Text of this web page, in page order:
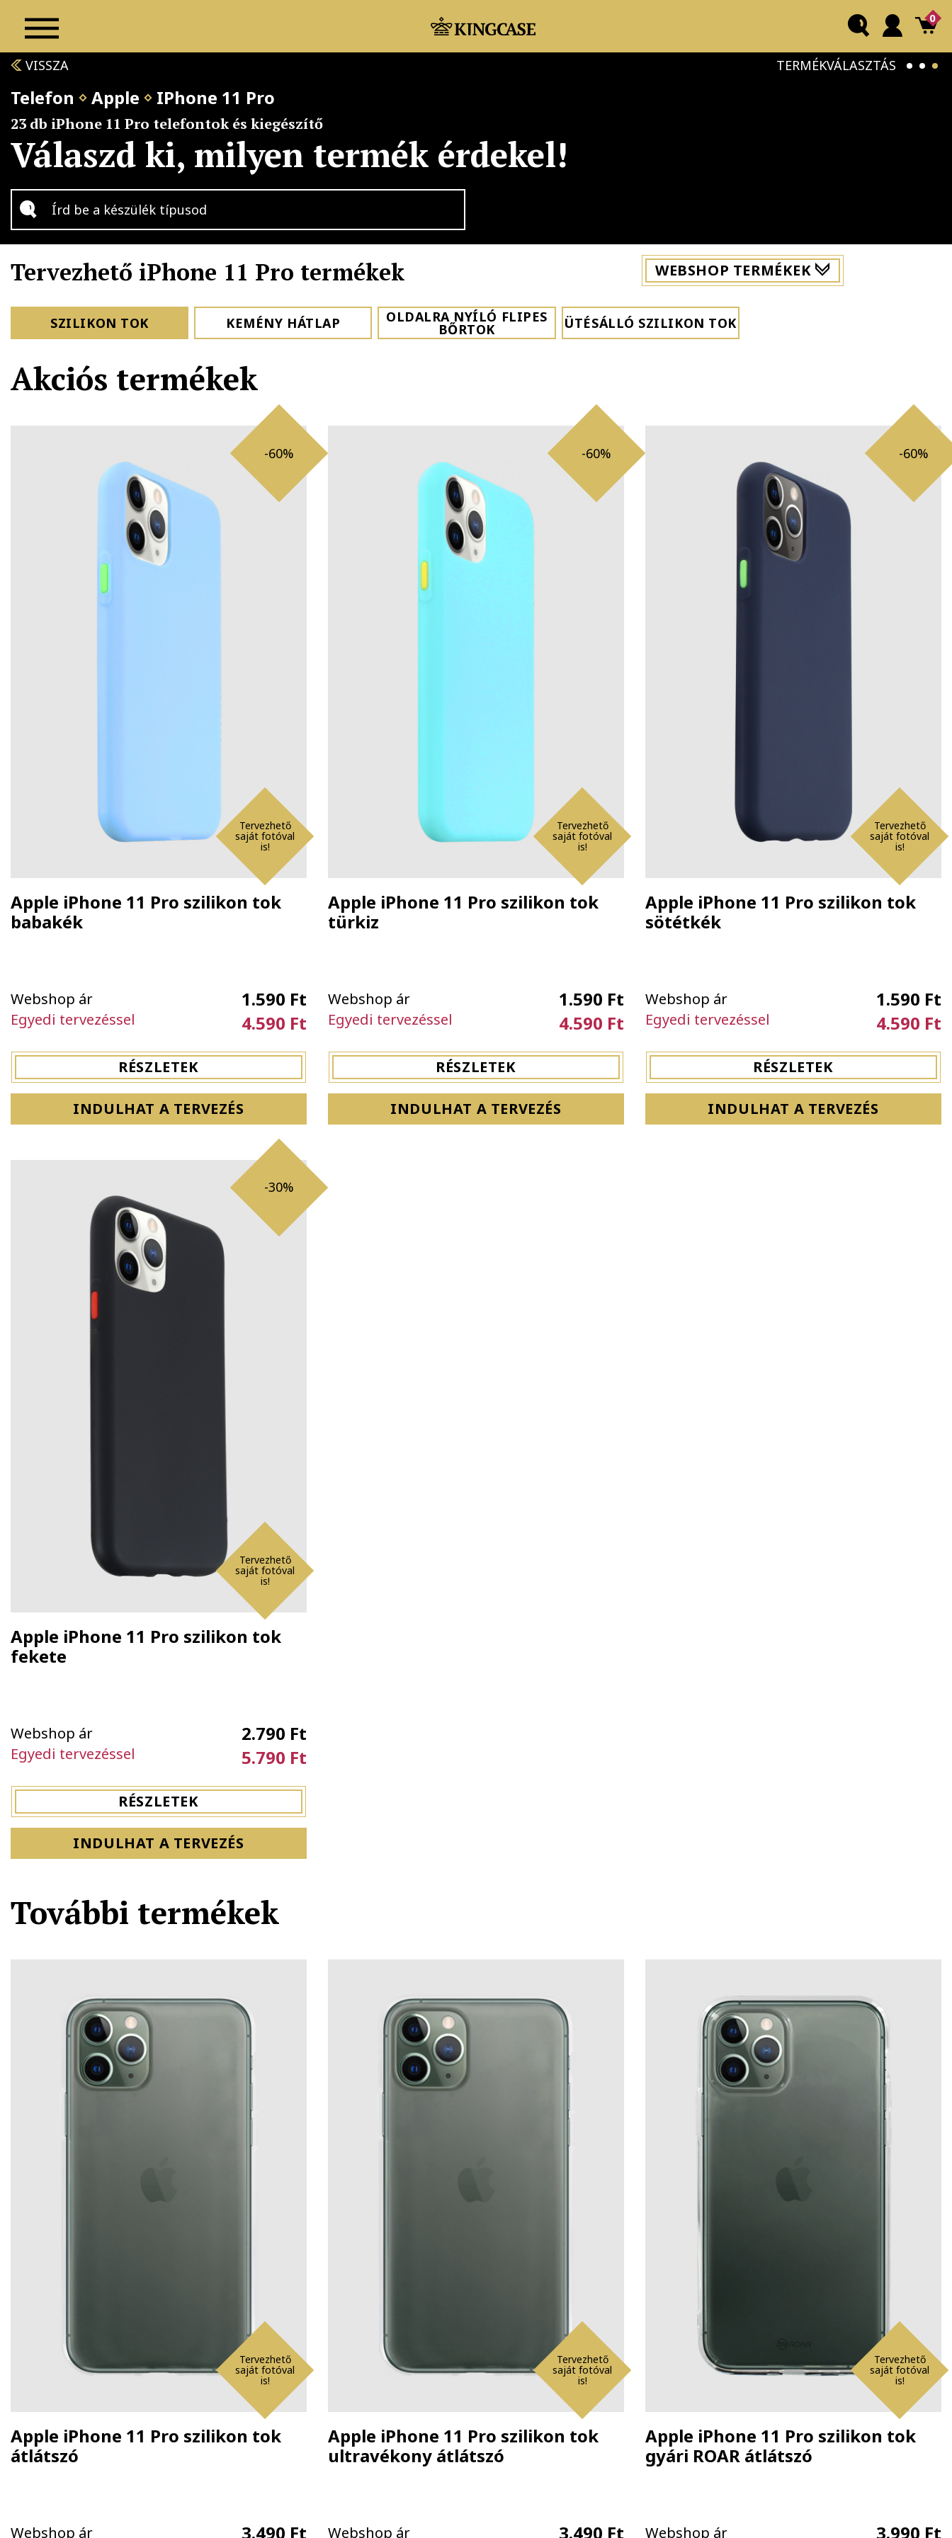
0
VISSZA TERMÉKVÁLASZTÁS
Telefon Apple IPhone 11 Pro
23 db iPhone 11 Pro telefontok és kiegészítő
Válaszd ki, milyen termék érdekel!
Tervezhető iPhone 11 Pro termékek WEBSHOP TERMÉKEK
SZILIKON TOK KEMÉNY HÁTLAP OLDALRA NYÍLÓ FLIPES
BŐRTOK ÜTÉSÁLLÓ SZILIKON TOK
Akciós termékek
-60%
Tervezhető
saját fotóval
is!
Apple iPhone 11 Pro szilikon tok
babakék
Webshop ár 1.590 Ft
Egyedi tervezéssel 4.590 Ft
RÉSZLETEK
INDULHAT A TERVEZÉS
-60%
Tervezhető
saját fotóval
is!
Apple iPhone 11 Pro szilikon tok
türkiz
Webshop ár 1.590 Ft
Egyedi tervezéssel 4.590 Ft
RÉSZLETEK
INDULHAT A TERVEZÉS
-60%
Tervezhető
saját fotóval
is!
Apple iPhone 11 Pro szilikon tok
sötétkék
Webshop ár 1.590 Ft
Egyedi tervezéssel 4.590 Ft
RÉSZLETEK
INDULHAT A TERVEZÉS
-30%
Tervezhető
saját fotóval
is!
Apple iPhone 11 Pro szilikon tok
fekete
Webshop ár 2.790 Ft
Egyedi tervezéssel 5.790 Ft
RÉSZLETEK
INDULHAT A TERVEZÉS
További termékek
Tervezhető
saját fotóval
is!
Apple iPhone 11 Pro szilikon tok
átlátszó
Webshop ár 3.490 Ft
Tervezhető
saját fotóval
is!
Apple iPhone 11 Pro szilikon tok
ultravékony átlátszó
Webshop ár 3.490 Ft
Tervezhető
saját fotóval
is!
Apple iPhone 11 Pro szilikon tok
gyári ROAR átlátszó
Webshop ár 3.990 Ft